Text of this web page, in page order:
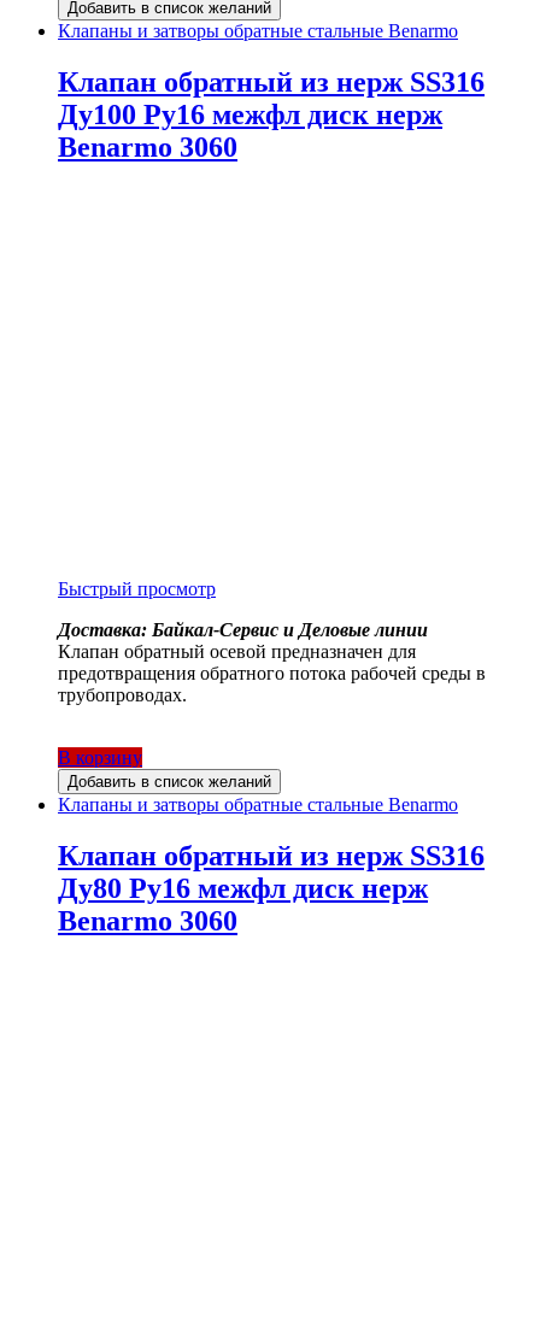
Добавить в список желаний
Клапаны и затворы обратные стальные Benarmo
Клапан обратный из нерж SS316
Ду100 Ру16 межфл диск нерж
Benarmo 3060
Быстрый просмотр
Доставка: Байкал-Сервис и Деловые линии
Клапан обратный осевой предназначен для
предотвращения обратного потока рабочей среды в
трубопроводах.
В корзину
Добавить в список желаний
Клапаны и затворы обратные стальные Benarmo
Клапан обратный из нерж SS316
Ду80 Ру16 межфл диск нерж
Benarmo 3060